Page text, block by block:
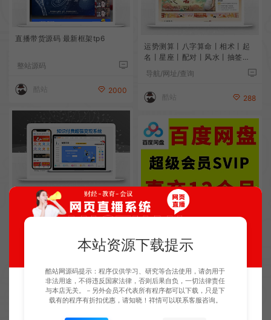
直播带货源码 最新框架tp6
整站源码
酷站 2000
运势测算丨八字算命丨相术丨起
名丨星座丨配对丨风水丨抽签丨
周公解梦丨开运网丨PC运势网、
前50名优惠价200
导航/网址/查询
酷站 288
2026新年活动价300，在线教育
丨在线课堂丨知识付费系统丨虚
拟资源下载php源码
300
百度网盘不限速版软件超级加速
极速查看素材电子版小说电脑版
本站资源下载提示
酷站网源码提示：程序仅供学习、研究等合法使用，请勿用于
非法用途，不得违反国家法律，否则后果自负，一切法律责任
与本店无关。－另外会员不代表所有程序都可以下载，只是下
载有的程序有折扣优惠，请知晓！祥情可以联系客服咨询。